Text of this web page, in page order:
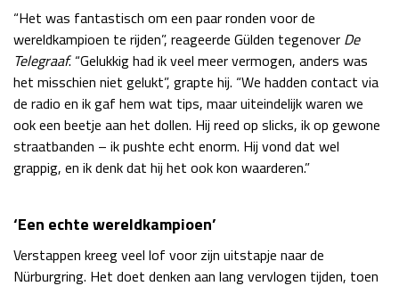
Kwalificatie
za 19:00 - 20:00
Race
zo 17:00 - 19:00
“Het was fantastisch om een paar ronden voor de
wereldkampioen te rijden”, reageerde Gülden tegenover De
Telegraaf. “Gelukkig had ik veel meer vermogen, anders was
het misschien niet gelukt”, grapte hij. “We hadden contact via
de radio en ik gaf hem wat tips, maar uiteindelijk waren we
ook een beetje aan het dollen. Hij reed op slicks, ik op gewone
straatbanden – ik pushte echt enorm. Hij vond dat wel
grappig, en ik denk dat hij het ook kon waarderen.”
‘Een echte wereldkampioen’
Verstappen kreeg veel lof voor zijn uitstapje naar de
Nürburgring. Het doet denken aan lang vervlogen tijden, toen